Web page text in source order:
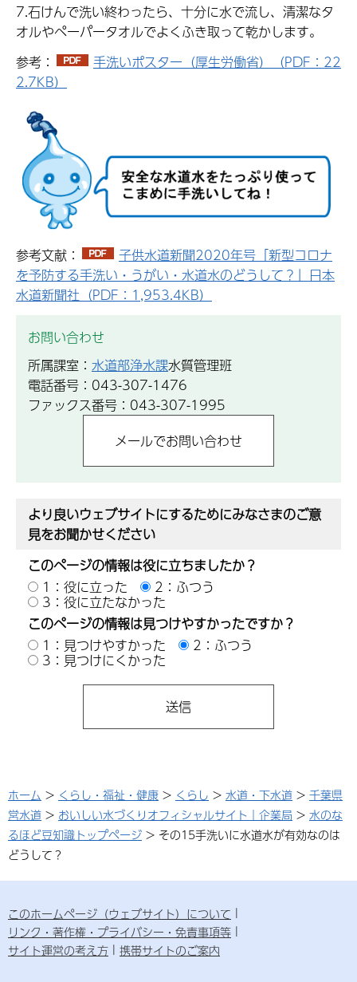
7.石けんで洗い終わったら、十分に水で流し、清潔なタ
オルやペーパータオルでよくふき取って乾かします。
参考：
手洗いポスター（厚生労働省）（PDF：22
2.7KB）
参考文献：
子供水道新聞2020年号「新型コロナ
を予防する手洗い・うがい・水道水のどうして？」日本
水道新聞社（PDF：1,953.4KB）
お問い合わせ
所属課室： 水道部浄水課水質管理班
電話番号：043-307-1476
ファックス番号：043-307-1995
より良いウェブサイトにするためにみなさまのご意
見をお聞かせください
このページの情報は役に立ちましたか？
1：役に立った
2：ふつう
3：役に立たなかった
このページの情報は見つけやすかったですか？
1：見つけやすかった
2：ふつう
3：見つけにくかった
ホーム > くらし・福祉・健康 > くらし > 水道・下水道 > 千葉県
営水道 > おいしい水づくりオフィシャルサイト｜企業局 > 水のな
るほど豆知識トップページ > その15手洗いに水道水が有効なのは
どうして？
このホームページ（ウェブサイト）について
リンク・著作権・プライバシー・免責事項等
サイト運営の考え方
携帯サイトのご案内